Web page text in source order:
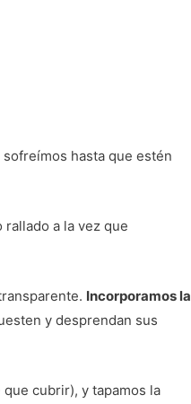
hasta que estén
a la vez que
Incorporamos la
y desprendan sus
cubrir), y tapamos la